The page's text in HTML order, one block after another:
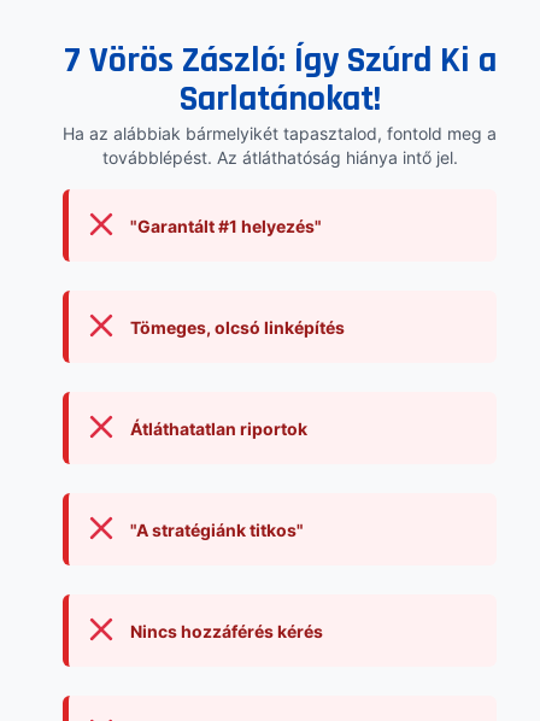
7 Vörös Zászló: Így Szúrd Ki a
Sarlatánokat!
Ha az alábbiak bármelyikét tapasztalod, fontold meg a
továbblépést. Az átláthatóság hiánya intő jel.
"Garantált #1 helyezés"
Tömeges, olcsó linképítés
Átláthatatlan riportok
"A stratégiánk titkos"
Nincs hozzáférés kérés